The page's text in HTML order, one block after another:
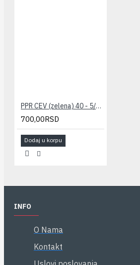
PPR CEV (zelena) 40 - 5/4" PESTAN
700,00RSD
Dodaj u korpu
INFO
O Nama
Kontakt